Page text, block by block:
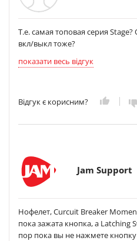
Т.е. самая топовая серия
вкл/выкл тоже?
показати весь відгук
Відгук є корисним?
Jam Support
Нофелет, Curcuit Breaker
пока зажата кнопка, а Latching
пор пока вы не нажмете